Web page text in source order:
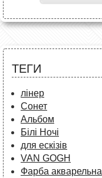
ТЕГИ
лінер
Сонет
Альбом
Білі Ночі
для ескізів
VAN GOGH
Фарба акварельна